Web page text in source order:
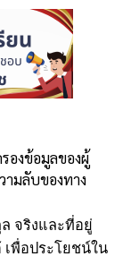
งข้อมูลของผู้
มลับของทาง
จริงและที่อยู่
พื่อประโยชน์ใน